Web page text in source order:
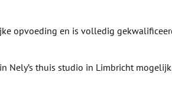
opvoeding en is volledig
Nely’s thuis studio in Limbricht